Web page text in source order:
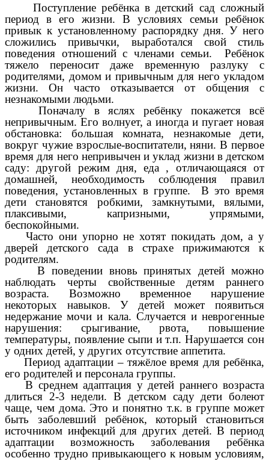
Поступление ребёнка в детский сад сложный
период в его жизни. В условиях семьи ребёнок
привык к установленному распорядку дня. У него
сложились привычки, выработался свой стиль
поведения отношений с членами семьи. Ребёнок
тяжело переносит даже временную разлуку с
родителями, домом и привычным для него укладом
жизни. Он часто отказывается от общения с
незнакомыми людьми.
Поначалу в яслях ребёнку покажется всё
непривычным. Его волнует, а иногда и пугает новая
обстановка: большая комната, незнакомые дети,
вокруг чужие взрослые-воспитатели, няни. В первое
время для него непривычен и уклад жизни в детском
саду: другой режим дня, еда , отличающаяся от
домашней, необходимость соблюдения правил
поведения, установленных в группе. В это время
дети становятся робкими, замкнутыми, вялыми,
плаксивыми, капризными, упрямыми,
беспокойными.
Часто они упорно не хотят покидать дом, а у
дверей детского сада в страхе прижимаются к
родителям.
В поведении вновь принятых детей можно
наблюдать черты свойственные детям раннего
возраста. Возможно временное нарушение
некоторых навыков. У детей может появиться
недержание мочи и кала. Случается и неврогенные
нарушения: срыгивание, рвота, повышение
температуры, появление сыпи и т.п. Нарушается сон
у одних детей, у других отсутствие аппетита.
Период адаптации – тяжёлое время для ребёнка,
его родителей и персонала группы.
В среднем адаптация у детей раннего возраста
длиться 2-3 недели. В детском саду дети болеют
чаще, чем дома. Это и понятно т.к. в группе может
быть заболевший ребёнок, который становиться
источником инфекций для других детей. В период
адаптации возможность заболевания ребёнка
особенно трудно привыкающего к новым условиям,